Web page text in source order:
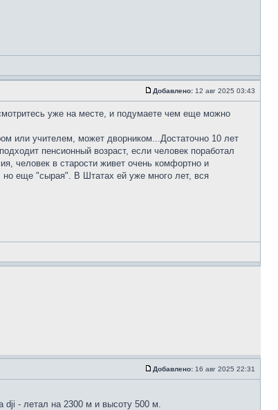
Добавлено: 12 авг 2025 03:43
уже на месте, и подумаете чем еще можно
или учителем, может дворником...Достаточно 10 лет
пенсионный возраст, если человек поработал
человек в старости живет очень комфортно и
но еще "сырая". В Штатах ей уже много лет, вся
Добавлено: 16 авг 2025 22:31
dji - летал на 2300 м и высоту 500 м.